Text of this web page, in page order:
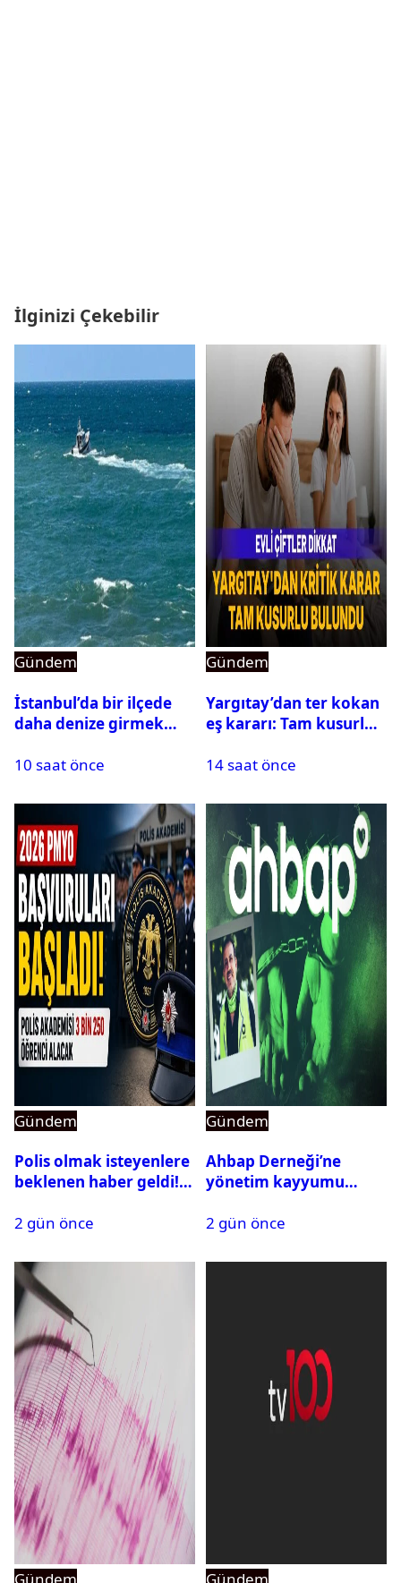
İlginizi Çekebilir
Gündem
İstanbul’da bir ilçede
daha denize girmek
10 saat önce
Gündem
Yargıtay’dan ter kokan
eş kararı: Tam kusurlu
14 saat önce
Gündem
Polis olmak isteyenlere
beklenen haber geldi!
2 gün önce
Gündem
Ahbap Derneği’ne
yönetim kayyumu
açıldı
2 gün önce
Gündem
Gündem